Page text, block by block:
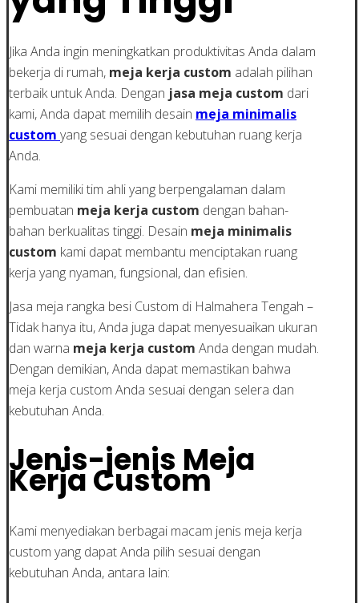
Jika Anda ingin meningkatkan produktivitas Anda dalam
bekerja di rumah, meja kerja custom adalah pilihan
terbaik untuk Anda. Dengan jasa meja custom dari
kami, Anda dapat memilih desain meja minimalis
custom yang sesuai dengan kebutuhan ruang kerja
Anda.
Kami memiliki tim ahli yang berpengalaman dalam
pembuatan meja kerja custom dengan bahan-
bahan berkualitas tinggi. Desain meja minimalis
custom kami dapat membantu menciptakan ruang
kerja yang nyaman, fungsional, dan efisien.
Jasa meja rangka besi Custom di Halmahera Tengah –
Tidak hanya itu, Anda juga dapat menyesuaikan ukuran
dan warna meja kerja custom Anda dengan mudah.
Dengan demikian, Anda dapat memastikan bahwa
meja kerja custom Anda sesuai dengan selera dan
kebutuhan Anda.
Jenis-jenis Meja
Kerja Custom
Kami menyediakan berbagai macam jenis meja kerja
custom yang dapat Anda pilih sesuai dengan
kebutuhan Anda, antara lain: